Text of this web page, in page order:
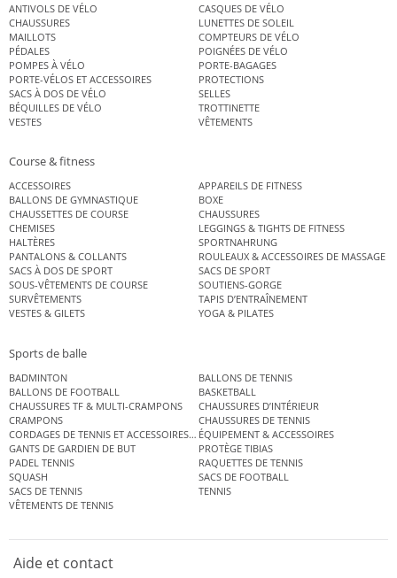
ANTIVOLS DE VÉLO
CASQUES DE VÉLO
CHAUSSURES
LUNETTES DE SOLEIL
MAILLOTS
COMPTEURS DE VÉLO
PÉDALES
POIGNÉES DE VÉLO
POMPES À VÉLO
PORTE-BAGAGES
PORTE-VÉLOS ET ACCESSOIRES
PROTECTIONS
SACS À DOS DE VÉLO
SELLES
BÉQUILLES DE VÉLO
TROTTINETTE
VESTES
VÊTEMENTS
Course & fitness
ACCESSOIRES
APPAREILS DE FITNESS
BALLONS DE GYMNASTIQUE
BOXE
CHAUSSETTES DE COURSE
CHAUSSURES
CHEMISES
LEGGINGS & TIGHTS DE FITNESS
HALTÈRES
SPORTNAHRUNG
PANTALONS & COLLANTS
ROULEAUX & ACCESSOIRES DE MASSAGE
SACS À DOS DE SPORT
SACS DE SPORT
SOUS-VÊTEMENTS DE COURSE
SOUTIENS-GORGE
SURVÊTEMENTS
TAPIS D’ENTRAÎNEMENT
VESTES & GILETS
YOGA & PILATES
Sports de balle
BADMINTON
BALLONS DE TENNIS
BALLONS DE FOOTBALL
BASKETBALL
CHAUSSURES TF & MULTI-CRAMPONS
CHAUSSURES D’INTÉRIEUR
CRAMPONS
CHAUSSURES DE TENNIS
CORDAGES DE TENNIS ET ACCESSOIRES DE TENNISÉQUIPEMENT & ACCESSOIRES
GANTS DE GARDIEN DE BUT
PROTÈGE TIBIAS
PADEL TENNIS
RAQUETTES DE TENNIS
SQUASH
SACS DE FOOTBALL
SACS DE TENNIS
TENNIS
VÊTEMENTS DE TENNIS
Aide et contact